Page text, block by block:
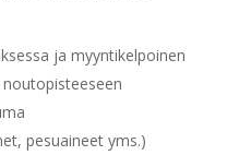
ja myyntikelpoinen
pesuaineet yms.)